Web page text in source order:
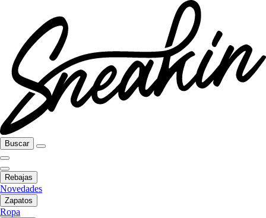
Buscar
Rebajas
Novedades
Zapatos
Ropa